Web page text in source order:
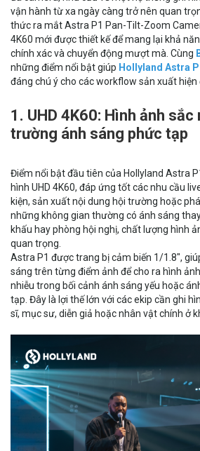
vận hành từ xa ngày càng trở nên quan
thức ra mắt Astra P1 Pan-Tilt-Zoom
4K60 mới được thiết kế để mang lại khả
chính xác và chuyển động mượt mà. Cùng
những điểm nổi bật giúp Hollyland Astra
đáng chú ý cho các workflow sản xuất hiện
1. UHD 4K60: Hình ảnh
trường ánh sáng phức tạp
Điểm nổi bật đầu tiên của Hollyland Astra
hình UHD 4K60, đáp ứng tốt các nhu cầu
kiện, sản xuất nội dung hội trường hoặc
những không gian thường có ánh sáng
khấu hay phòng hội nghị, chất lượng hình
quan trọng.
Astra P1 được trang bị cảm biến 1/1.8",
sáng trên từng điểm ảnh để cho ra hình
nhiễu trong bối cảnh ánh sáng yếu hoặc
tạp. Đây là lợi thế lớn với các ekip cần ghi
sĩ, mục sư, diễn giả hoặc nhân vật chính ở